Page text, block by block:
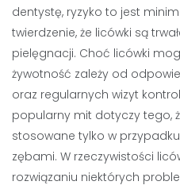
dentystę, ryzyko to jest
twierdzenie, że licówki są
pielęgnacji. Choć licówki
żywotność zależy od
oraz regularnych wizyt
popularny mit dotyczy tego,
stosowane tylko w
zębami. W rzeczywistości
rozwiązaniu niektórych